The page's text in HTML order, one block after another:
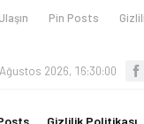
Pin Posts
2026, 16:30:02
Gizlilik Politikası